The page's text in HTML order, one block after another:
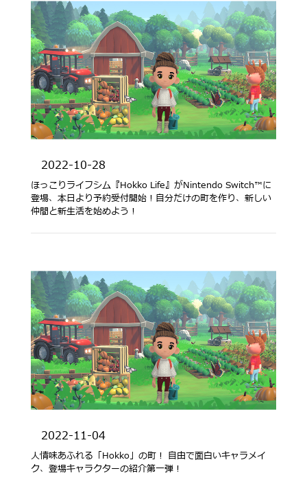
2022-10-28
ほっこりライフシム『Hokko Life』がNintendo Switch™に
登場、本日より予約受付開始！自分だけの町を作り、新しい
仲間と新生活を始めよう！
2022-11-04
人情味あふれる「Hokko」の町！ 自由で面白いキャラメイ
ク、登場キャラクターの紹介第一弾！